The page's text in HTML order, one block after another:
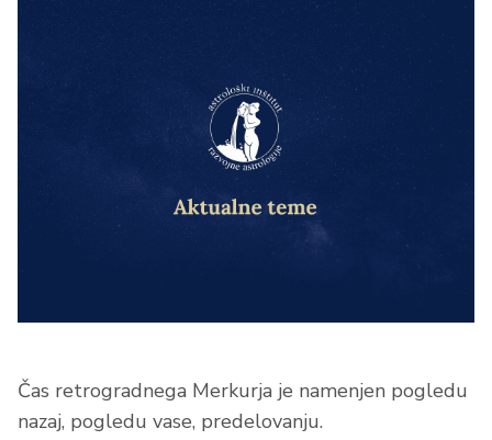
Čas retrogradnega Merkurja je namenjen pogledu
nazaj, pogledu vase, predelovanju.